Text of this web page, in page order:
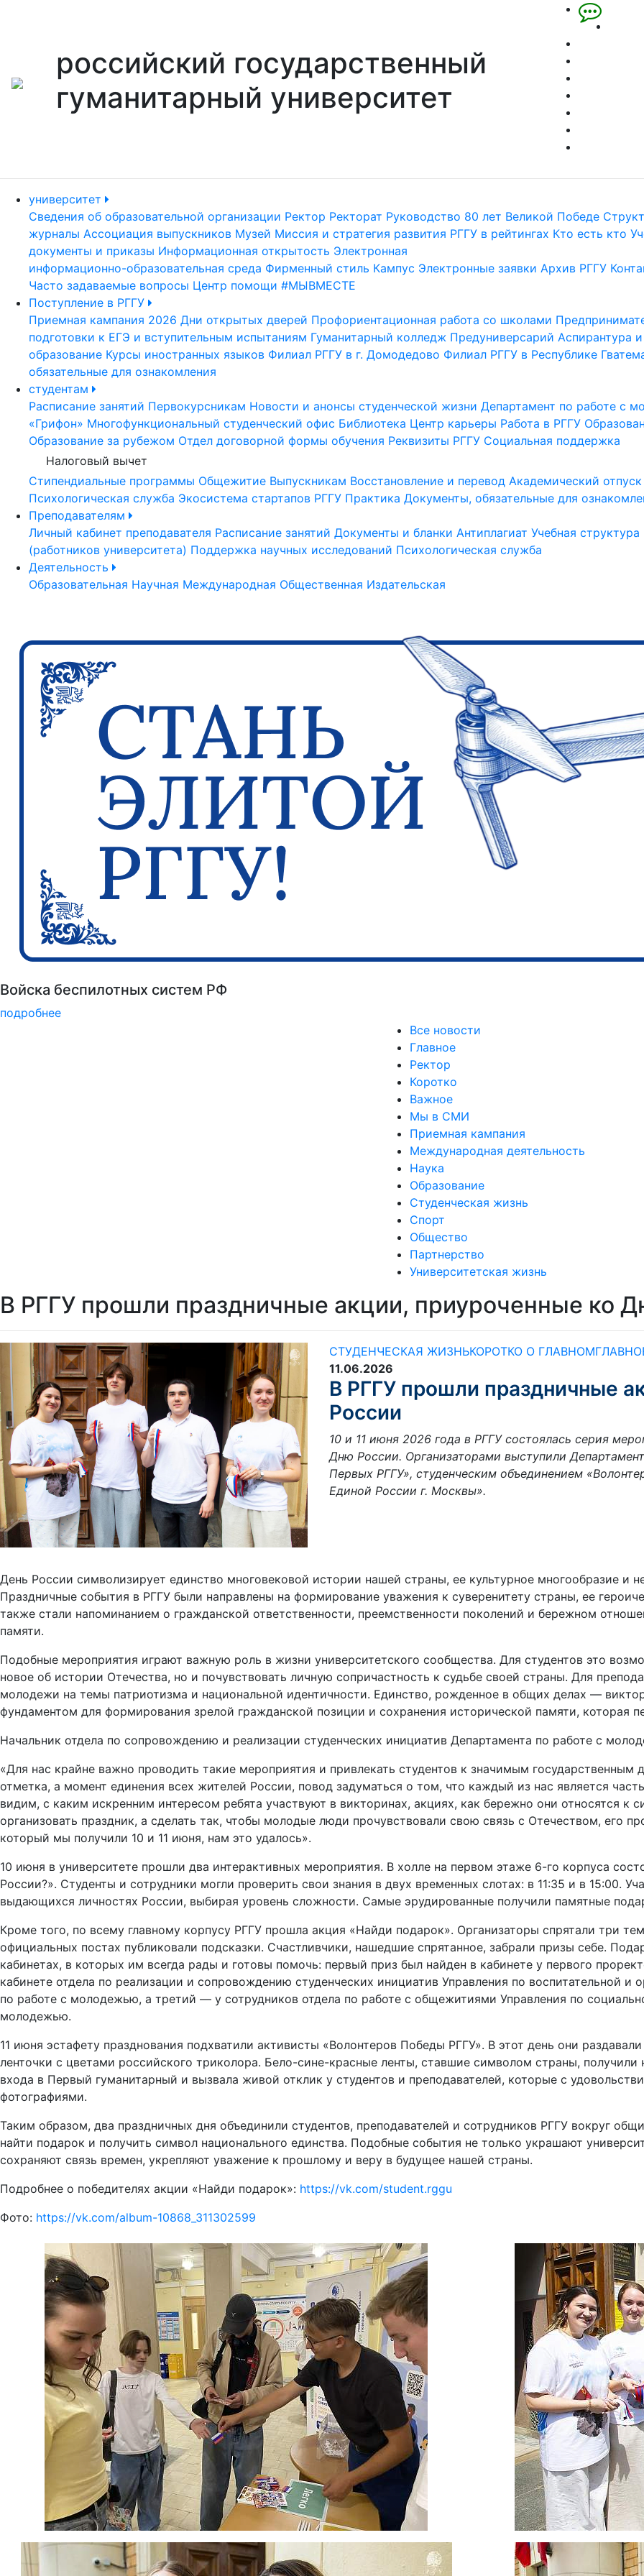
российский государственный
гуманитарный университет
университет
Сведения об образовательной организации Ректор Ректорат Руководство 80 лет Великой Победе
журналы Ассоциация выпускников Музей Миссия и стратегия развития РГГУ в рейтингах Кто есть кто
документы и приказы Информационная открытость Электронная
информационно-образовательная среда Фирменный стиль Кампус Электронные заявки Архив РГГУ
Часто задаваемые вопросы Центр помощи #МЫВМЕСТЕ
Поступление в РГГУ
Приемная кампания 2026 Дни открытых дверей Профориентационная работа со школами
подготовки к ЕГЭ и вступительным испытаниям Гуманитарный колледж Предуниверсарий Аспирантура
образование Курсы иностранных языков Филиал РГГУ в г. Домодедово Филиал РГГУ в Республике
обязательные для ознакомления
студентам
Расписание занятий Первокурсникам Новости и анонсы студенческой жизни Департамент по работе с
«Грифон» Многофункциональный студенческий офис Библиотека Центр карьеры Работа в РГГУ
Образование за рубежом Отдел договорной формы обучения Реквизиты РГГУ Социальная поддержка
Налоговый вычет
Стипендиальные программы Общежитие Выпускникам Восстановление и перевод Академический отпуск
Психологическая служба Экосистема стартапов РГГУ Практика Документы, обязательные для
Преподавателям
Личный кабинет преподавателя Расписание занятий Документы и бланки Антиплагиат Учебная структура
(работников университета) Поддержка научных исследований Психологическая служба
Деятельность
Образовательная Научная Международная Общественная Издательская
Национальные проекты России
подробнее
Previous
Все новости
Главное
Ректор
Коротко
Важное
Мы в СМИ
Приемная кампания
Международная деятельность
Наука
Образование
Студенческая жизнь
Спорт
Общество
Партнерство
Университетская жизнь
В РГГУ прошли праздничные акции, приуроченные ко
СТУДЕНЧЕСКАЯ ЖИЗНЬКОРОТКО О ГЛАВНОМ
11.06.2026
В РГГУ прошли праздничные
России
10 и 11 июня 2026 года в РГГУ состоялась серия
Дню России. Организаторами выступили
Первых РГГУ», студенческим объединением
Единой России г. Москвы».
День России символизирует единство многовековой истории нашей страны, ее культурное многообразие и
Праздничные события в РГГУ были направлены на формирование уважения к суверенитету страны, ее
также стали напоминанием о гражданской ответственности, преемственности поколений и бережном
памяти.
Подобные мероприятия играют важную роль в жизни университетского сообщества. Для студентов это
новое об истории Отечества, но и почувствовать личную сопричастность к судьбе своей страны. Для
молодежи на темы патриотизма и национальной идентичности. Единство, рожденное в общих делах —
фундаментом для формирования зрелой гражданской позиции и сохранения исторической памяти, которая
Начальник отдела по сопровождению и реализации студенческих инициатив Департамента по работе с
«Для нас крайне важно проводить такие мероприятия и привлекать студентов к значимым
отметка, а момент единения всех жителей России, повод задуматься о том, что каждый из нас является
видим, с каким искренним интересом ребята участвуют в викторинах, акциях, как бережно они относятся
организовать праздник, а сделать так, чтобы молодые люди прочувствовали свою связь с Отечеством, его
который мы получили 10 и 11 июня, нам это удалось».
10 июня в университете прошли два интерактивных мероприятия. В холле на первом этаже 6-го корпуса
России?». Студенты и сотрудники могли проверить свои знания в двух временных слотах: в 11:35 и в 15:00.
выдающихся личностях России, выбирая уровень сложности. Самые эрудированные получили памятные
Кроме того, по всему главному корпусу РГГУ прошла акция «Найди подарок». Организаторы спрятали три
официальных постах публиковали подсказки. Счастливчики, нашедшие спрятанное, забрали призы себе.
кабинетах, в которых им всегда рады и готовы помочь: первый приз был найден в кабинете у первого
кабинете отдела по реализации и сопровождению студенческих инициатив Управления по воспитательной
по работе с молодежью, а третий — у сотрудников отдела по работе с общежитиями Управления по
молодежью.
11 июня эстафету празднования подхватили активисты «Волонтеров Победы РГГУ». В этот день они
ленточки с цветами российского триколора. Бело-сине-красные ленты, ставшие символом страны, получили
входа в Первый гуманитарный и вызвала живой отклик у студентов и преподавателей, которые с
фотографиями.
Таким образом, два праздничных дня объединили студентов, преподавателей и сотрудников РГГУ вокруг
найти подарок и получить символ национального единства. Подобные события не только украшают
сохраняют связь времен, укрепляют уважение к прошлому и веру в будущее нашей страны.
Подробнее о победителях акции «Найди подарок»: https://vk.com/student.rggu
Фото: https://vk.com/album-10868_311302599